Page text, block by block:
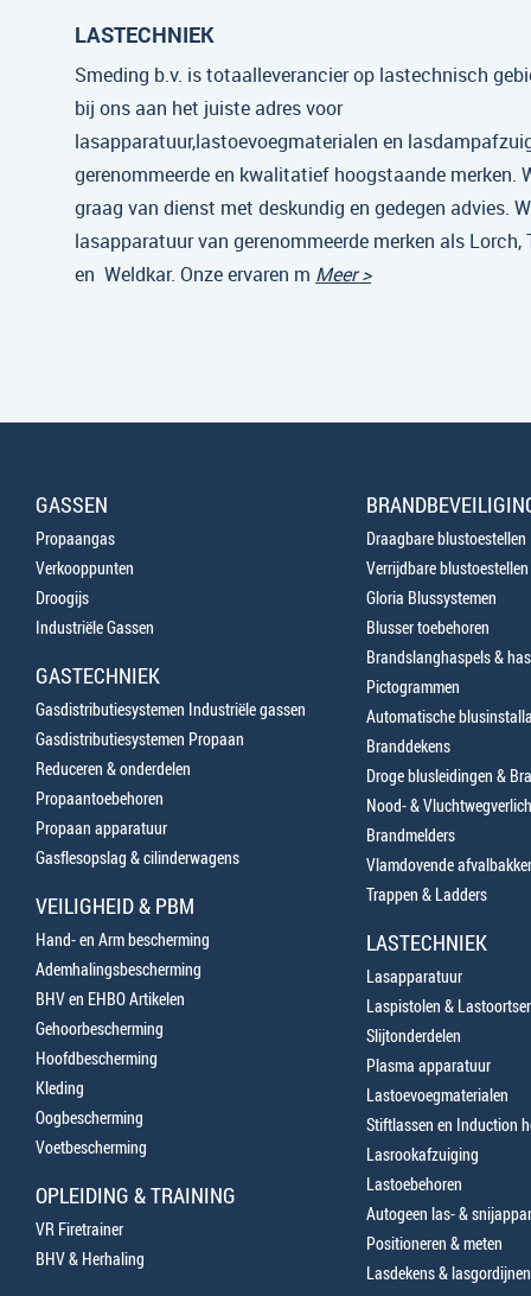
LASTECHNIEK
Smeding b.v. is totaalleverancier op lastechnisch
bij ons aan het juiste adres voor
lasapparatuur,lastoevoegmaterialen en
gerenommeerde en kwalitatief hoogstaande merken.
graag van dienst met deskundig en gedegen advies.
lasapparatuur van gerenommeerde merken als Lorch,
en Weldkar. Onze ervaren m Meer >
GASSEN
Propaangas
Verkooppunten
Droogijs
Industriële Gassen
GASTECHNIEK
Gasdistributiesystemen Industriële gassen
Gasdistributiesystemen Propaan
Reduceren & onderdelen
Propaantoebehoren
Propaan apparatuur
Gasflesopslag & cilinderwagens
VEILIGHEID & PBM
Hand- en Arm bescherming
Ademhalingsbescherming
BHV en EHBO Artikelen
Gehoorbescherming
Hoofdbescherming
Kleding
Oogbescherming
Voetbescherming
OPLEIDING & TRAINING
VR Firetrainer
BHV & Herhaling
Draagbare blustoestellen
Verrijdbare blustoestellen
Gloria Blussystemen
Blusser toebehoren
Brandslanghaspels &
Pictogrammen
Automatische
Branddekens
Droge blusleidingen &
Nood- &
Brandmelders
Vlamdovende
Trappen & Ladders
LASTECHNIEK
Lasapparatuur
Laspistolen &
Slijtonderdelen
Plasma apparatuur
Lastoevoegmaterialen
Stiftlassen en Induction
Lasrookafzuiging
Lastoebehoren
Autogeen las- &
Positioneren & meten
Lasdekens & lasgordijnen